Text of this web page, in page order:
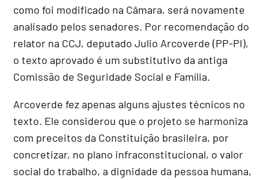
como foi modificado na Câmara, será novamente
analisado pelos senadores. Por recomendação do
relator na CCJ, deputado Julio Arcoverde (PP-PI),
o texto aprovado é um substitutivo da antiga
Comissão de Seguridade Social e Família.
Arcoverde fez apenas alguns ajustes técnicos no
texto. Ele considerou que o projeto se harmoniza
com preceitos da Constituição brasileira, por
concretizar, no plano infraconstitucional, o valor
social do trabalho, a dignidade da pessoa humana,